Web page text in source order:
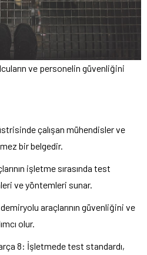
ve personelin güvenliğini
çalışan mühendisler ve
bir belgedir.
işletme sırasında test
ve yöntemleri sunar.
araçlarının güvenliğini ve
olur.
8: İşletmede test standardı,